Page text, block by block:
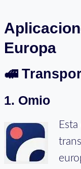
Europa
🚅
1. Omio